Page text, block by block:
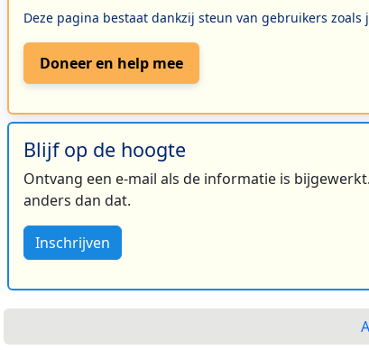
Deze pagina bestaat dankzij steun van gebruikers zoals
Doneer en help mee
Blijf op de hoogte
Ontvang een e-mail als de informatie is
anders dan dat.
Inschrijven